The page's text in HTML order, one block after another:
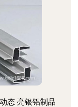
态 亮银铝制品